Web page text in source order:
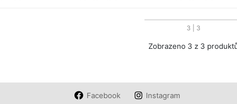
3 | 3
Zobrazeno 3 z 3
Facebook Instagram